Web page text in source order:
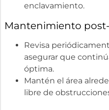
enclavamiento.
Mantenimiento
Revisa
asegurar que
óptima.
Mantén el área
libre de